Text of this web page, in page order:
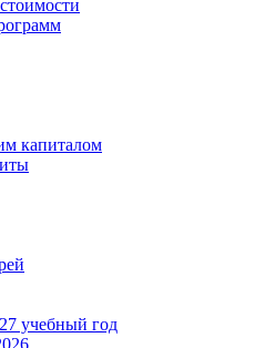
капиталом
учебный год